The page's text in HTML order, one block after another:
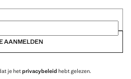
AANMELDEN
je hetprivacybeleid hebt gelezen.